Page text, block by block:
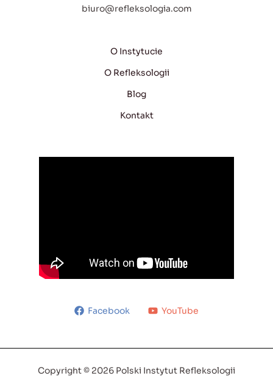
biuro@refleksologia.com
O Instytucie
O Refleksologii
Blog
Kontakt
Facebook YouTube
Copyright © 2026 Polski Instytut Refleksologii